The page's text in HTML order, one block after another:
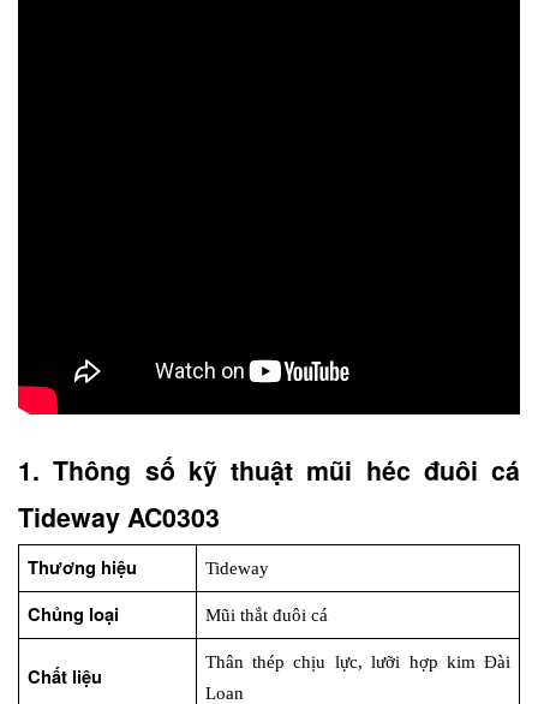
1. Thông số kỹ thuật mũi héc đuôi cá
Tideway AC0303
Thương hiệu Tideway
Chủng loại Mũi thắt đuôi cá
Chất liệu
Thân thép chịu lực, lưỡi hợp kim Đài
Loan